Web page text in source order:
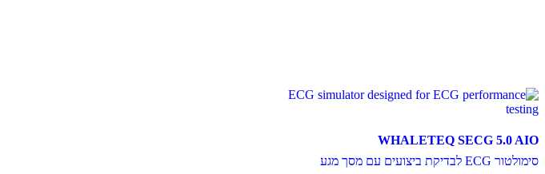
WHALETEQ SECG 5.0 AIO
סימולטור ECG לבדיקת ביצועים עם מסך מגע